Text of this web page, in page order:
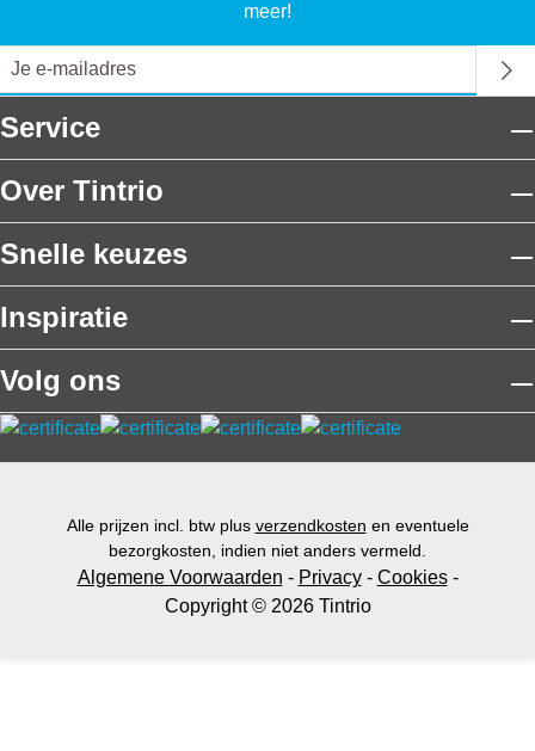
meer!
Service
Over Tintrio
Snelle keuzes
Inspiratie
Volg ons
Alle prijzen incl. btw plus verzendkosten en eventuele
bezorgkosten, indien niet anders vermeld.
Algemene Voorwaarden - Privacy- Cookies-
Copyright © 2026 Tintrio